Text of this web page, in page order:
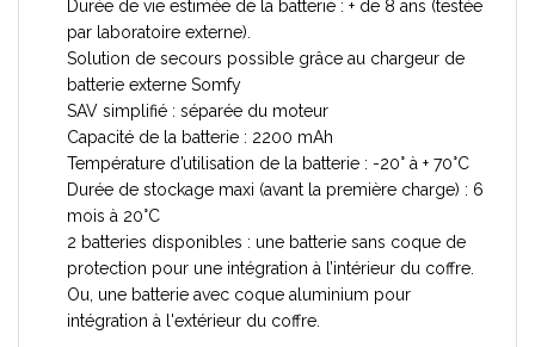
Durée de vie estimée de la batterie : + de 8 ans (testée
par laboratoire externe).
Solution de secours possible grâce au chargeur de
batterie externe Somfy
SAV simplifié : séparée du moteur
Capacité de la batterie : 2200 mAh
Température d’utilisation de la batterie : -20° à + 70°C
Durée de stockage maxi (avant la première charge) : 6
mois à 20°C
2 batteries disponibles : une batterie sans coque de
protection pour une intégration à l’intérieur du coffre.
Ou, une batterie avec coque aluminium pour
intégration à l'extérieur du coffre.